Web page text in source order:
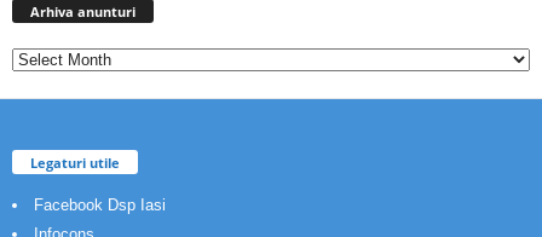
Arhiva anunturi
Legaturi utile
Facebook Dsp Iasi